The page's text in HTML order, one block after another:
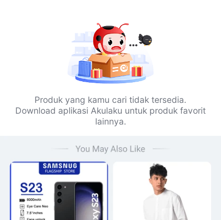
Produk yang kamu cari tidak tersedia.
Download aplikasi Akulaku untuk produk favorit
lainnya.